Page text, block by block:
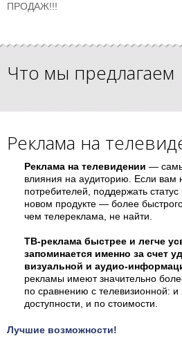
ПРОДАЖ!!!
Что мы предлагаем
Реклама на
Реклама на телевидении —
влияния на аудиторию. Если вам
потребителей, поддержать
новом продукте — более
чем телереклама, не найти.
ТВ-реклама быстрее и легче
запоминается именно за счет
визуальной и аудио-
рекламы имеют значительно
по сравнению с телевизионной: и
доступности, и по стоимости.
Лучшие возможности!